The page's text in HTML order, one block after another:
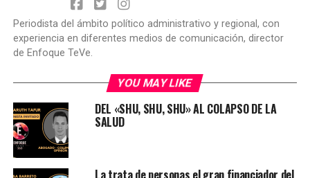
Periodista del ámbito político administrativo y regional, con
experiencia en diferentes medios de comunicación, director
de Enfoque TeVe.
YOU MAY LIKE
DEL «SHU, SHU, SHU» AL COLAPSO DE LA
SALUD